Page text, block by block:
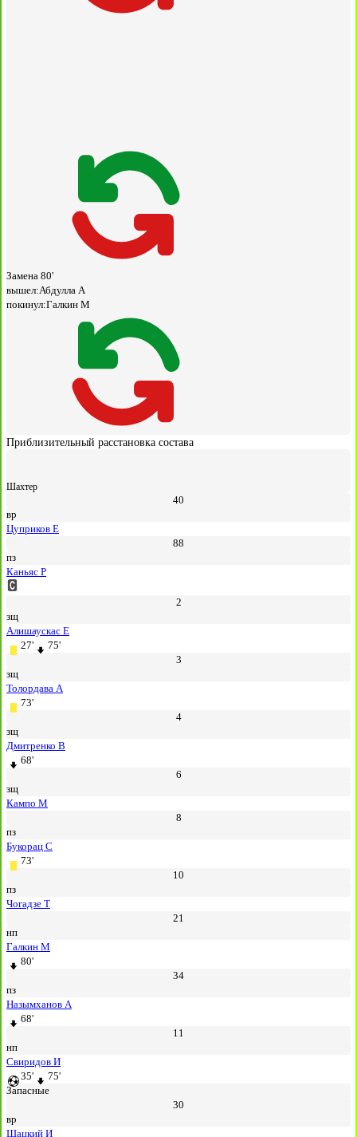
Замена 80'
вышел:Абдулла А
покинул:Галкин М
Приблизительный расстановка состава
Шахтер
40
вр
Цуприков Е
88
пз
Каньяс Р
2
зщ
Алишаускас Е
27'
75'
3
зщ
Толордава А
73'
4
зщ
Дмитренко В
68'
6
зщ
Кампо М
8
пз
Букорац С
73'
10
пз
Чогадзе Т
21
нп
Галкин М
80'
34
пз
Назымханов А
68'
11
нп
Свиридов И
35'
75'
Запасные
30
вр
Шацкий И